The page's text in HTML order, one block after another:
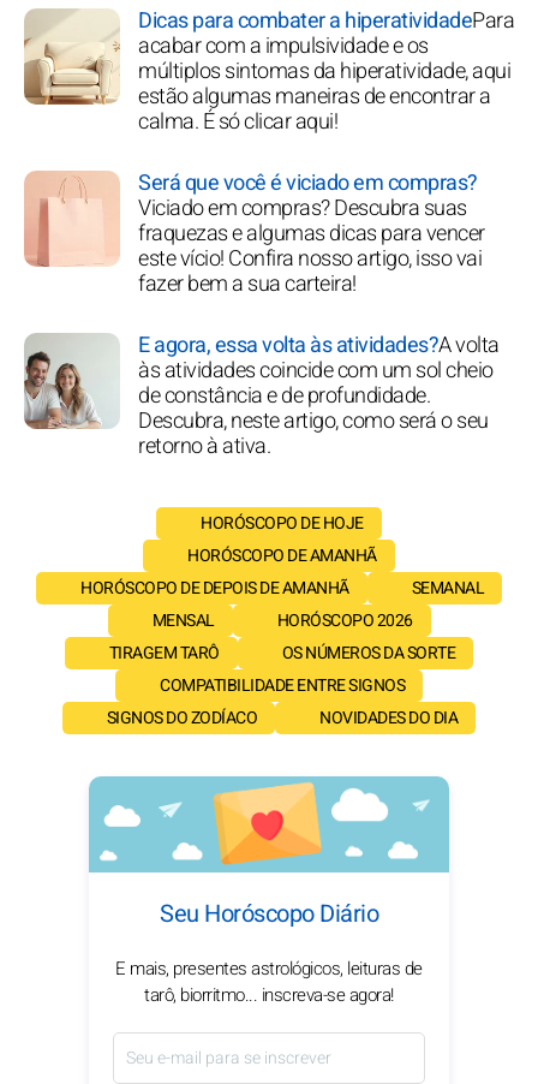
Dicas para combater a hiperatividadePara
acabar com a impulsividade e os
múltiplos sintomas da hiperatividade, aqui
estão algumas maneiras de encontrar a
calma. É só clicar aqui!
Será que você é viciado em compras?
Viciado em compras? Descubra suas
fraquezas e algumas dicas para vencer
este vício! Confira nosso artigo, isso vai
fazer bem a sua carteira!
E agora, essa volta às atividades?A volta
às atividades coincide com um sol cheio
de constância e de profundidade.
Descubra, neste artigo, como será o seu
retorno à ativa.
HORÓSCOPO DE HOJE
HORÓSCOPO DE AMANHÃ
HORÓSCOPO DE DEPOIS DE AMANHÃ
SEMANAL
MENSAL
HORÓSCOPO 2026
TIRAGEM TARÔ
OS NÚMEROS DA SORTE
COMPATIBILIDADE ENTRE SIGNOS
SIGNOS DO ZODÍACO
NOVIDADES DO DIA
Seu Horóscopo Diário
E mais, presentes astrológicos, leituras de
tarô, biorritmo... inscreva-se agora!